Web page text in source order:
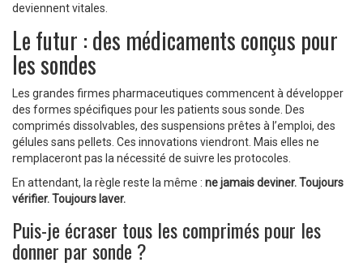
deviennent vitales.
Le futur : des médicaments conçus pour
les sondes
Les grandes firmes pharmaceutiques commencent à développer
des formes spécifiques pour les patients sous sonde. Des
comprimés dissolvables, des suspensions prêtes à l’emploi, des
gélules sans pellets. Ces innovations viendront. Mais elles ne
remplaceront pas la nécessité de suivre les protocoles.
En attendant, la règle reste la même : ne jamais deviner. Toujours
vérifier. Toujours laver.
Puis-je écraser tous les comprimés pour les
donner par sonde ?